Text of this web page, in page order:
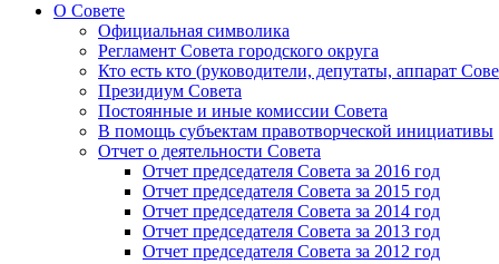
О Совете
Официальная символика
Регламент Совета городского округа
Кто есть кто (руководители, депутаты, аппарат
Президиум Совета
Постоянные и иные комиссии Совета
В помощь субъектам правотворческой инициативы
Отчет о деятельности Совета
Отчет председателя Совета за 2016 год
Отчет председателя Совета за 2015 год
Отчет председателя Совета за 2014 год
Отчет председателя Совета за 2013 год
Отчет председателя Совета за 2012 год